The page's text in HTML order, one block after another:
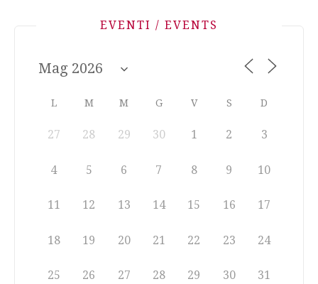
EVENTI / EVENTS
L M M G V S D
27 28 29 30 1 2 3
4 5 6 7 8 9 10
11 12 13 14 15 16 17
18 19 20 21 22 23 24
25 26 27 28 29 30 31